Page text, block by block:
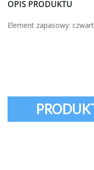
OPIS PRODUKTU
Element zapasowy: